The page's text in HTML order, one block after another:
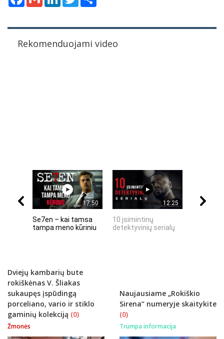
Rekomenduojami video
17:50
Se7en – kai tamsa
tampa meno kūriniu
12:25
10 įsimintinų
detektyvinių serialų
Dviejų kambarių bute
rokiškėnas V. Šliakas
sukaupęs įspūdingą
porceliano, vario ir stiklo
gaminių kolekciją (0)
Žmonės
Naujausiame „Rokiškio
Sirena“ numeryje skaitykite
(0)
Trumpa informacija